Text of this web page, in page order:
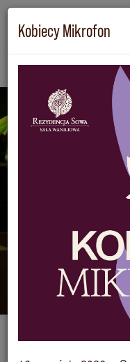
Kobiecy Mikrofon